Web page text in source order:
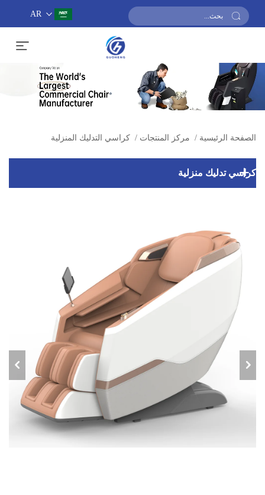
AR
احصل على عرض أسعار
الصفحة الرئيسية / مركز المنتجات / كراسي التدليك المنزلية
كراسي تدليك منزلية